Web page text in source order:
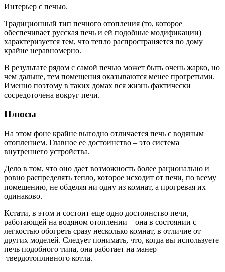
Интерьер с печью.
Традиционный тип печного отопления (то, которое
обеспечивает русская печь и ей подобные модификации)
характеризуется тем, что тепло распространяется по дому
крайне неравномерно.
В результате рядом с самой печью может быть очень жарко, но
чем дальше, тем помещения оказываются менее прогретыми.
Именно поэтому в таких домах вся жизнь фактически
сосредоточена вокруг печи.
Плюсы
На этом фоне крайне выгодно отличается печь с водяным
отоплением. Главное ее достоинство – это система
внутреннего устройства.
Дело в том, что оно дает возможность более рационально и
ровно распределять тепло, которое исходит от печи, по всему
помещению, не обделяя ни одну из комнат, а прогревая их
одинаково.
Кстати, в этом и состоит еще одно достоинство печи,
работающей на водяном отоплении – она в состоянии с
легкостью обогреть сразу несколько комнат, в отличие от
других моделей. Следует понимать, что, когда вы используете
печь подобного типа, она работает на манер
твердотопливного котла.